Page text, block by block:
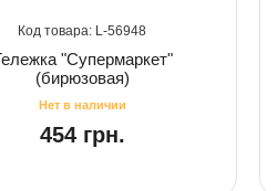
56948
"Супермаркет"
(бирюзовая)
454 грн.